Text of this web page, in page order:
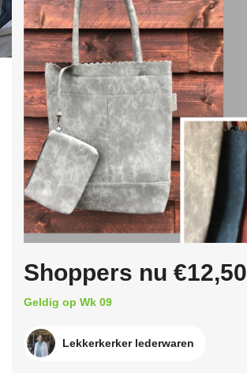
Shoppers nu €12,50
Geldig op Wk 09
Lekkerkerker lederwaren